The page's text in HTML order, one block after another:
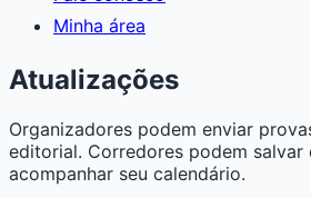
Minha área
Atualizações
Organizadores podem enviar
editorial. Corredores podem salvar
acompanhar seu calendário.